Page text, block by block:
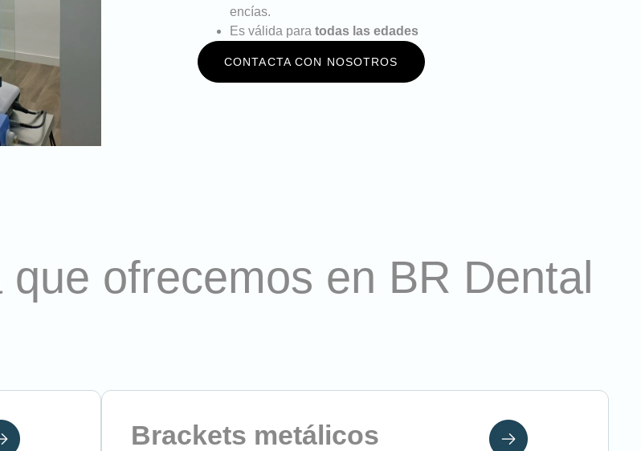
encías.
Es válida para todas las edades
CONTACTA CON NOSOTROS
ofrecemos en BR Dental
Brackets metálicos